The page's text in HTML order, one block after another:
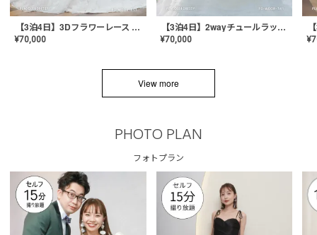
【3泊4日】3Dフラワーレース ドレス〈PD-WDOR-331〉
¥70,000
【3泊4日】2wayチュールラッフルドレス〈PD-WDOR-341RTL〉
¥70,000 ¥
View more
PHOTO PLAN
フォトプラン